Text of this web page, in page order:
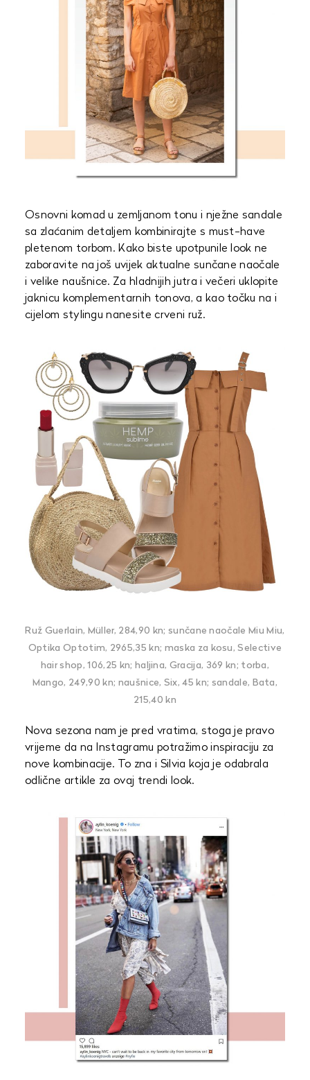
Osnovni komad u zemljanom tonu i nježne sandale
sa zlaćanim detaljem kombinirajte s must-have
pletenom torbom. Kako biste upotpunile look ne
zaboravite na još uvijek aktualne sunčane naočale
i velike naušnice. Za hladnijih jutra i večeri uklopite
jaknicu komplementarnih tonova, a kao točku na i
cijelom stylingu nanesite crveni ruž.
Ruž Guerlain, Müller, 284,90 kn; sunčane naočale Miu Miu,
Optika Optotim, 2965,35 kn; maska za kosu, Selective
hair shop, 106,25 kn; haljina, Gracija, 369 kn; torba,
Mango, 249,90 kn; naušnice, Six, 45 kn; sandale, Bata,
215,40 kn
Nova sezona nam je pred vratima, stoga je pravo
vrijeme da na Instagramu potražimo inspiraciju za
nove kombinacije. To zna i Silvia koja je odabrala
odlične artikle za ovaj trendi look.